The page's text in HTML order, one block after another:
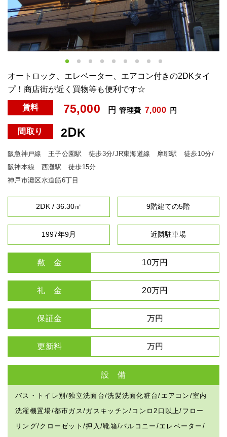
オートロック、エレベーター、エアコン付きの2DKタイ
プ！商店街が近く買物等も便利です☆
賃料 75,000 円 管理費 7,000 円
間取り 2ⅮK
阪急神戸線 王子公園駅 徒歩3分/JR東海道線 摩耶駅 徒歩10分/
阪神本線 西灘駅 徒歩15分
神戸市灘区水道筋6丁目
2ⅮK / 36.30㎡ 9階建ての5階
1997年9月 近隣駐車場
敷 金 10万円
礼 金 20万円
保証金 万円
更新料 万円
設 備
バス・トイレ別/独立洗面台/洗髪洗面化粧台/エアコン/室内
洗濯機置場/都市ガス/ガスキッチン/コンロ2口以上/フロー
リング/クローゼット/押入/靴箱/バルコニー/エレベーター/